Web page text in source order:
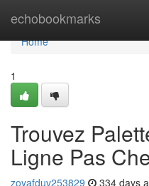
echobookmarks
Home
Home
1
Trouvez
Ligne Pas
zoyafduv253829 334 days